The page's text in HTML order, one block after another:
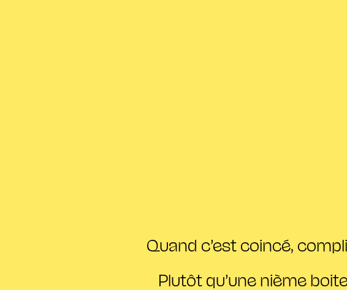
Quand c’est coincé,
Plutôt qu’une nième